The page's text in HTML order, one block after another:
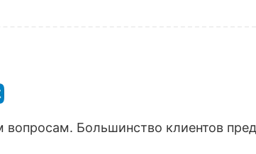
Большинство клиентов